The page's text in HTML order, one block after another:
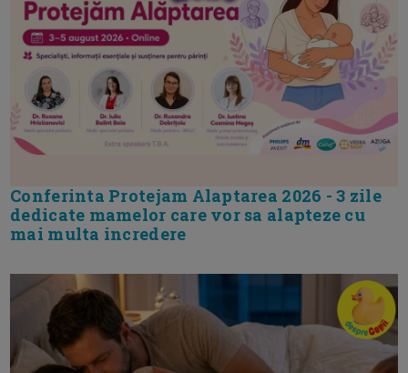
Conferinta Protejam Alaptarea 2026 - 3 zile
dedicate mamelor care vor sa alapteze cu
mai multa incredere